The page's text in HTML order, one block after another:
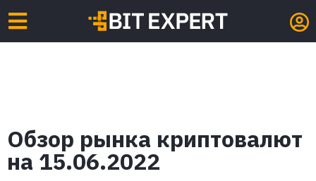
Обзор рынка криптовалют
на 15.06.2022